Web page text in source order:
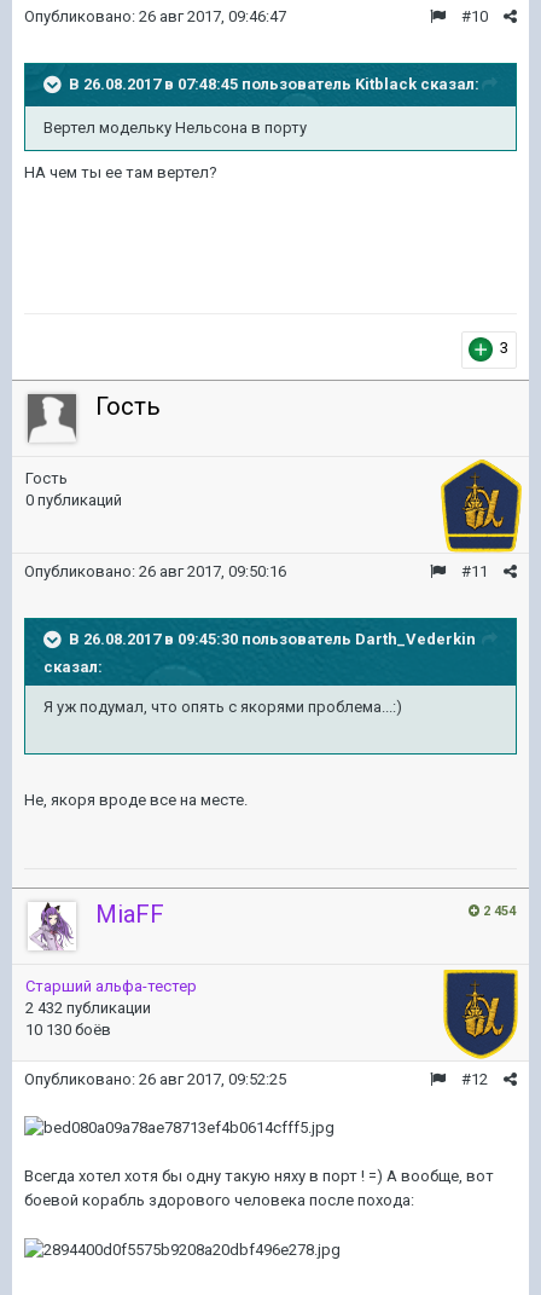
#10
Опубликовано: 26 авг 2017, 09:46:47
В 26.08.2017 в 07:48:45 пользователь Kitblack сказал:
Вертел модельку Нельсона в порту
НА чем ты ее там вертел?
3
Гость
Гость
0 публикаций
#11
Опубликовано: 26 авг 2017, 09:50:16
В 26.08.2017 в 09:45:30 пользователь Darth_Vederkin
сказал:
Я уж подумал, что опять с якорями проблема...:)
Не, якоря вроде все на месте.
2 454
MiaFF
Старший альфа-тестер
2 432 публикации
10 130 боёв
#12
Опубликовано: 26 авг 2017, 09:52:25
Всегда хотел хотя бы одну такую няху в порт ! =) А вообще, вот
боевой корабль здорового человека после похода: